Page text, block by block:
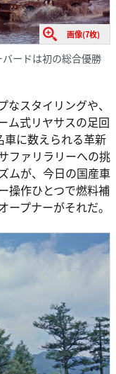
画像(7枚)
ードは初の総合優勝
スタイリングや、
ム式リヤサスの足回
車に数えられる革新
ファリラリーへの挑
ムが、今日の国産車
操作ひとつで燃料補
プナーがそれだ。